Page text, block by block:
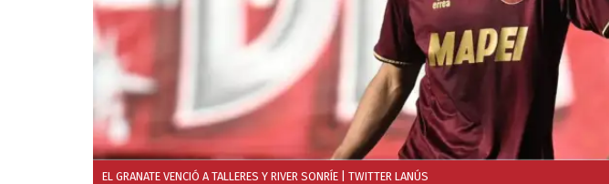
EL GRANATE VENCIÓ A TALLERES Y RIVER SONRÍE | TWITTER LANÚS